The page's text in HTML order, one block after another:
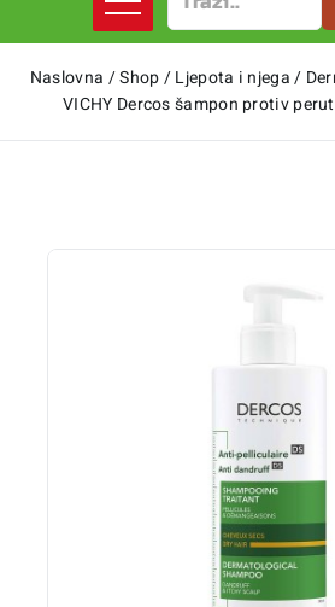
Naslovna /Shop/Ljepota i njega /
VICHY Dercos šampon protiv